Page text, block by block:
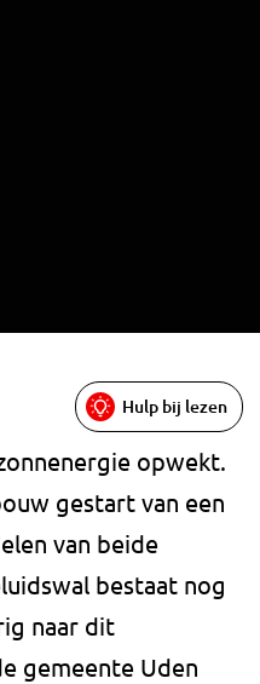
Hulp bij lezen
opwekt.
gestart van een
van beide
bestaat nog
naar dit
gemeente Uden